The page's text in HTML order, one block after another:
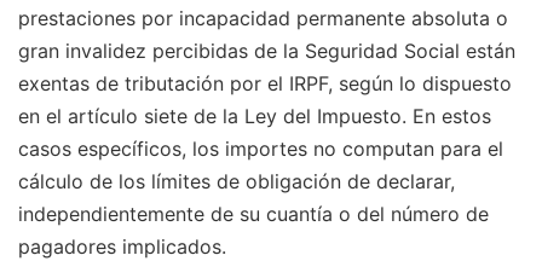
prestaciones por incapacidad permanente absoluta o
gran invalidez percibidas de la Seguridad Social están
exentas de tributación por el IRPF, según lo dispuesto
en el artículo siete de la Ley del Impuesto. En estos
casos específicos, los importes no computan para el
cálculo de los límites de obligación de declarar,
independientemente de su cuantía o del número de
pagadores implicados.